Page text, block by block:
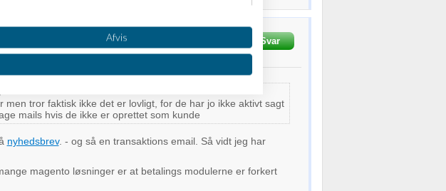
30-01-2014kl. 13:51 Svar
men tror faktisk ikke det er lovligt, for de har jo ikke aktivt sagt
mails hvis de ikke er oprettet som kunde
nyhedsbrev. - og så en transaktions email. Så vidt jeg har
magento løsninger er at betalings modulerne er forkert
Afvis